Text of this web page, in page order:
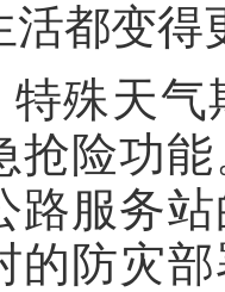
活都变得
特殊天
抢险功
路服务
的防灾